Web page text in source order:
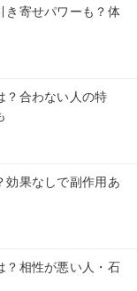
き寄せパワーも？体
？合わない人の特
効果なしで副作用あ
？相性が悪い人・石